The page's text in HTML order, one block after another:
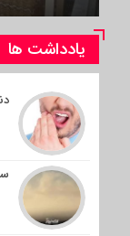
یادداشت ها